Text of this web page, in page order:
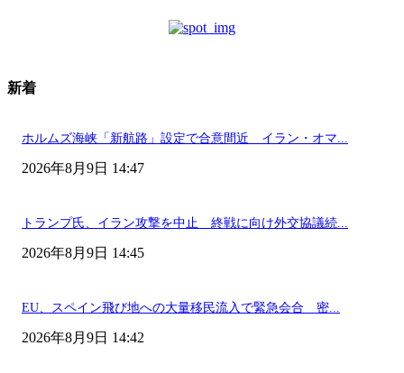
新着
ホルムズ海峡「新航路」設定で合意間近 イラン・オマ...
2026年8月9日 14:47
トランプ氏、イラン攻撃を中止 終戦に向け外交協議続...
2026年8月9日 14:45
EU、スペイン飛び地への大量移民流入で緊急会合 密...
2026年8月9日 14:42